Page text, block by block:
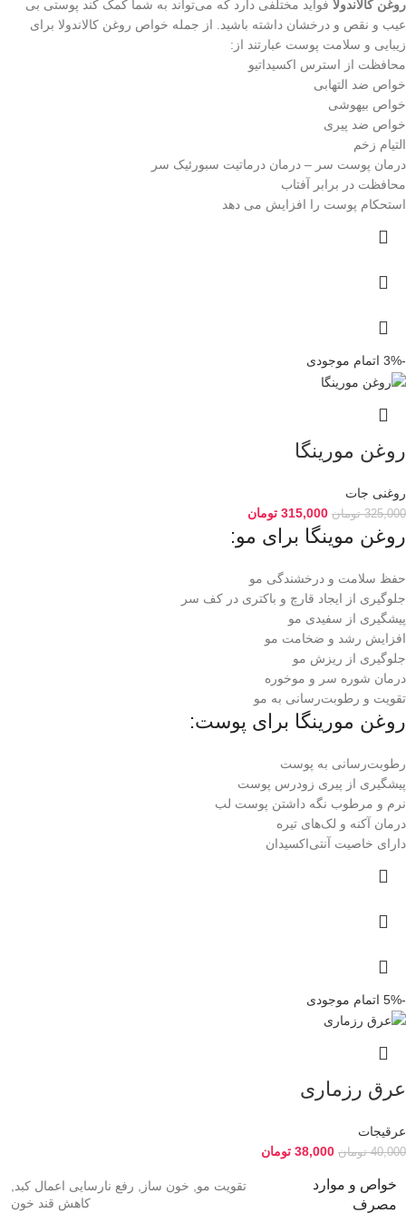
روغن کالاندولا فواید مختلفی دارد که می‌تواند به شما کمک کند پوستی بی
عیب و نقص و درخشان داشته باشید. از جمله خواص روغن کالاندولا برای
زیبایی و سلامت پوست عبارتند از:
محافظت از استرس اکسیداتیو
خواص ضد التهابی
خواص بیهوشی
خواص ضد پیری
التیام زخم
درمان پوست سر – درمان درماتیت سبورئیک سر
محافظت در برابر آفتاب
استحکام پوست را افزایش می دهد
-3% اتمام موجودی
روغن مورینگا
روغنی جات
325,000 تومان 315,000 تومان
روغن موینگا برای مو:
حفظ سلامت و درخشندگی مو
جلوگیری از ایجاد قارچ و باکتری در کف سر
پیشگیری از سفیدی مو
افزایش رشد و ضخامت مو
جلوگیری از ریزش مو
درمان شوره سر و موخوره
تقویت و رطوبت‌رسانی به مو
روغن مورینگا برای پوست:
رطوبت‌رسانی به پوست
پیشگیری از پیری زودرس پوست
نرم و مرطوب نگه داشتن پوست لب
درمان آکنه و لک‌های تیره
دارای خاصیت آنتی‌اکسیدان
-5% اتمام موجودی
عرق رزماری
عرقیجات
40,000 تومان 38,000 تومان
خواص و موارد
مصرف
تقویت مو, خون ساز, رفع نارسایی اعمال کبد,
کاهش قند خون